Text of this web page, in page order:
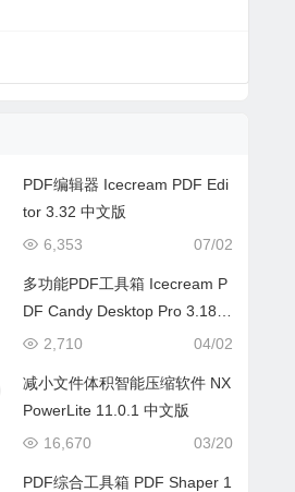
PDF编辑器 Icecream PDF Edi
tor 3.32 中文版
07/02
6,353
多功能PDF工具箱 Icecream P
DF Candy Desktop Pro 3.18
中文版
04/02
2,710
减小文件体积智能压缩软件 NX
PowerLite 11.0.1 中文版
03/20
16,670
PDF综合工具箱 PDF Shaper 1